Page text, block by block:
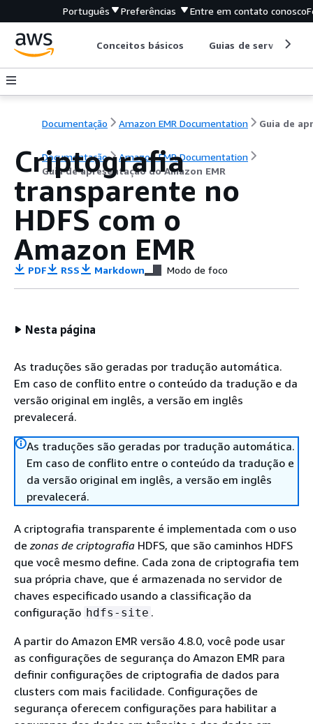
Português Preferências Entre em contato conosco
Conceitos básicos Guias de serviço
Documentação Amazon EMR Documentation
Documentação
Amazon EMR Documentation
Guia de apresentação do Amazon EMR
Criptografia
transparente no
HDFS com o
Amazon EMR
PDF RSS Markdown Modo de foco
Nesta página
As traduções são geradas por tradução automática.
Em caso de conflito entre o conteúdo da tradução e da
versão original em inglês, a versão em inglês
prevalecerá.
As traduções são geradas por tradução automática.
Em caso de conflito entre o conteúdo da tradução e
da versão original em inglês, a versão em inglês
prevalecerá.
A criptografia transparente é implementada com o uso
dezonas de criptografia HDFS, que são caminhos HDFS
que você mesmo define. Cada zona de criptografia tem
sua própria chave, que é armazenada no servidor de
chaves especificado usando a classificação da
configuração hdfs-site .
A partir do Amazon EMR versão 4.8.0, você pode usar
as configurações de segurança do Amazon EMR para
definir configurações de criptografia de dados para
clusters com mais facilidade. Configurações de
segurança oferecem configurações para habilitar a